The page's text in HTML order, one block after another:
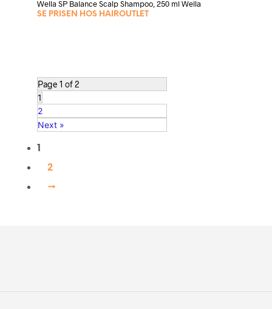
Wella SP Balance Scalp Shampoo, 250 ml Wella
SE PRISEN HOS HAIROUTLET
Page 1 of 2
1
2
Next »
1
2
→